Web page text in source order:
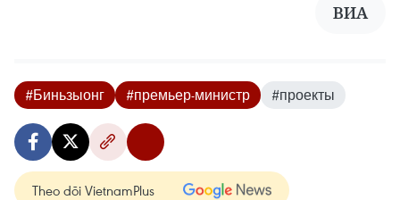
ВИА
#Биньзыонг #премьер-министр #проекты
Theo dõi VietnamPlus